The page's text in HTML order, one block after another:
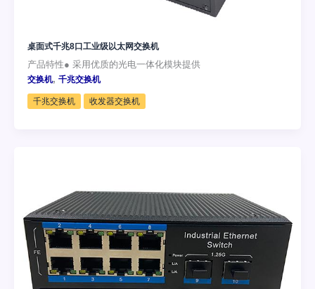
桌面式千兆8口工业级以太网交换机
产品特性● 采用优质的光电一体化模块提供
交换机, 千兆交换机
千兆交换机 收发器交换机